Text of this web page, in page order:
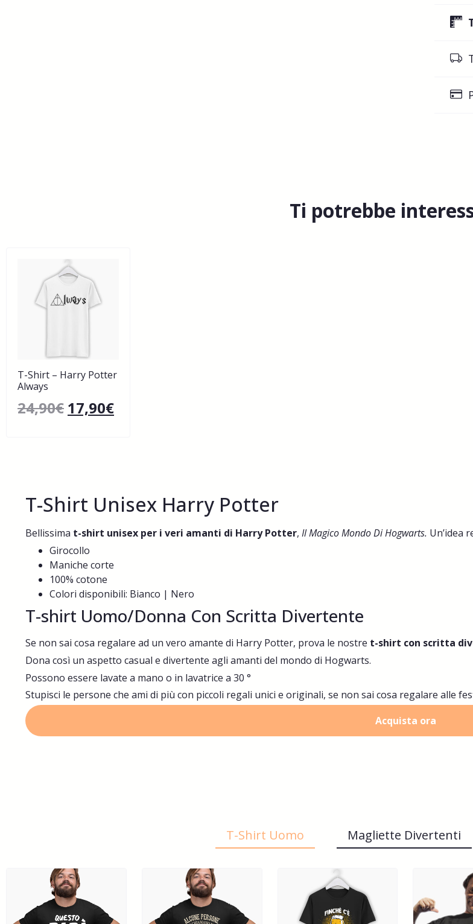
Ti potrebbe
T-Shirt – Harry Potter
Always
24,90€ 17,90€
T-Shirt Unisex Harry Potter
Bellissima t-shirt unisex per i veri amanti di Harry Potter, Il Magico Mondo Di Hogwarts. Un’idea
Girocollo
Maniche corte
100% cotone
Colori disponibili: Bianco | Nero
T-shirt Uomo/Donna Con Scritta Divertente
Se non sai cosa regalare ad un vero amante di Harry Potter, prova le nostre t-shirt con scritta
Dona così un aspetto casual e divertente agli amanti del mondo di Hogwarts.
Possono essere lavate a mano o in lavatrice a 30 °
Stupisci le persone che ami di più con piccoli regali unici e originali, se non sai cosa regalare alle
Acquista ora
T-Shirt Uomo Magliette Divertenti